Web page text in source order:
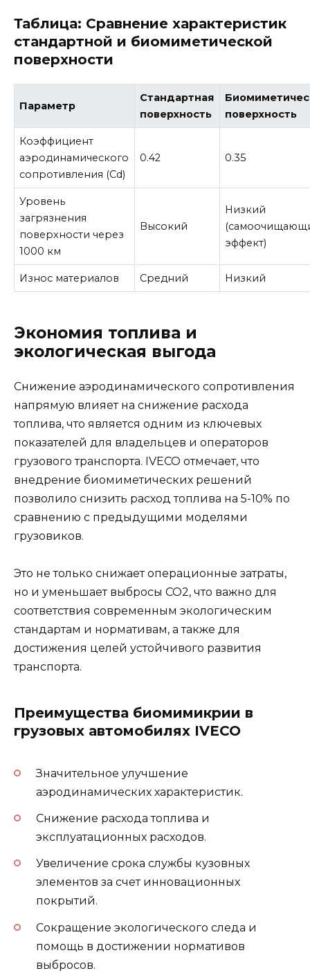
Таблица: Сравнение характеристик
стандартной и биомиметической
поверхности
Параметр
Стандартная
поверхность
поверхность
Коэффициент
аэродинамического
сопротивления (Cd)
0.42 0.35
Уровень
загрязнения
поверхности через
1000 км
Высокий
Низкий
эффект)
Износ материалов Средний Низкий
Экономия топлива и
экологическая выгода
Снижение аэродинамического сопротивления
напрямую влияет на снижение расхода
топлива, что является одним из ключевых
показателей для владельцев и операторов
грузового транспорта. IVECO отмечает, что
внедрение биомиметических решений
позволило снизить расход топлива на 5-10% по
сравнению с предыдущими моделями
грузовиков.
Это не только снижает операционные затраты,
но и уменьшает выбросы CO2, что важно для
соответствия современным экологическим
стандартам и нормативам, а также для
достижения целей устойчивого развития
транспорта.
Преимущества биомимикрии в
грузовых автомобилях IVECO
Значительное улучшение
аэродинамических характеристик.
Снижение расхода топлива и
эксплуатационных расходов.
Увеличение срока службы кузовных
элементов за счет инновационных
покрытий.
Сокращение экологического следа и
помощь в достижении нормативов
выбросов.